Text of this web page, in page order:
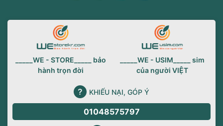
_____WE - STORE_____ bảo
hành trọn đời
_____WE - USIM_____ sim
của người VIỆT
KHIẾU NẠI, GÓP Ý
01048575797